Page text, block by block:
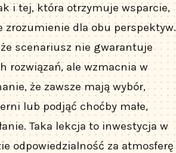
i tej, która otrzymuje wsparcie,
zrozumienie dla obu perspektyw.
scenariusz nie gwarantuje
rozwiązań, ale wzmacnia w
że zawsze mają wybór,
lub podjąć choćby małe,
Taka lekcja to inwestycja w
odpowiedzialność za atmosferę